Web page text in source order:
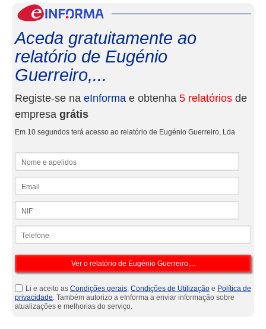
Aceda gratuitamente ao
relatório de Eugénio
Guerreiro,...
Registe-se na eInforma e obtenha 5 relatórios de
empresa grátis
Em 10 segundos terá acesso ao relatório de Eugénio Guerreiro, Lda
Li e aceito as Condições gerais, Condições de Utilização e Política de
privacidade. Também autorizo a eInforma a enviar informação sobre
atualizações e melhorias do serviço.